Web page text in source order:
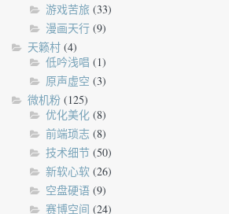
游戏苦旅 (33)
漫画天行 (9)
天籁村 (4)
低吟浅唱 (1)
原声虚空 (3)
微机粉 (125)
优化美化 (8)
前端琐志 (8)
技术细节 (50)
新软心软 (26)
空盘硬语 (9)
赛博空间 (24)